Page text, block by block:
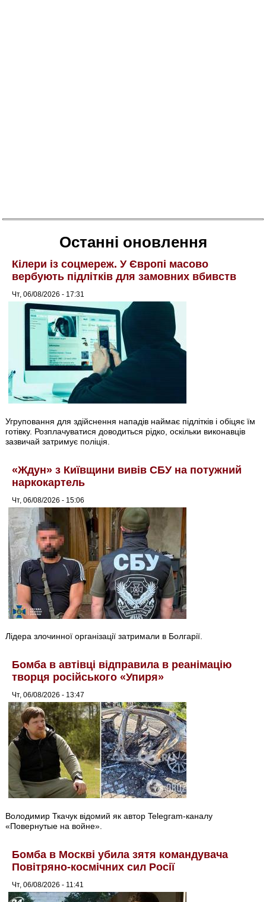
Останні оновлення
Кілери із соцмереж. У Європі масово
вербують підлітків для замовних вбивств
Чт, 06/08/2026 - 17:31
Угруповання для здійснення нападів наймає підлітків і обіцяє їм
готівку. Розплачуватися доводиться рідко, оскільки виконавців
зазвичай затримує поліція.
«Ждун» з Київщини вивів СБУ на потужний
наркокартель
Чт, 06/08/2026 - 15:06
Лідера злочинної організації затримали в Болгарії.
Бомба в автівці відправила в реанімацію
творця російського «Упиря»
Чт, 06/08/2026 - 13:47
Володимир Ткачук відомий як автор Telegram-каналу
«Повернутые на войне».
Бомба в Москві убила зятя командувача
Повітряно-космічних сил Росії
Чт, 06/08/2026 - 11:41